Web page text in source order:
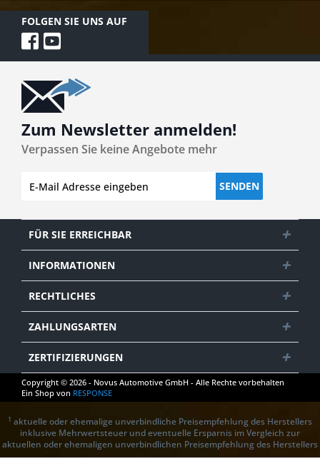
FOLGEN SIE UNS AUF
Zum Newsletter anmelden!
Verpassen Sie keine Angebote mehr
SENDEN
FÜR SIE ERREICHBAR
INFORMATIONEN
RECHTLICHES
ZAHLUNGSARTEN
ZERTIFIZIERUNGEN
Copyright © 2026 - Novus Automotive GmbH - Alle Rechte vorbehalten
Ein Shop von RESPONSE
1 aktuelle oder ehemalige unverbindliche Preisempfehlung des Herstellers
inklusive Mehrwertsteuer und eventuelle Ersparnis im Vergleich zur
aktuellen oder ehemaligen unverbindlichen Preisempfehlung des Herstellers